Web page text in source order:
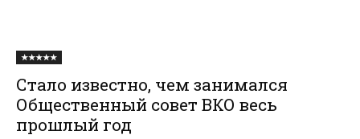
★★★★★
Стало известно, чем занимался
Общественный совет ВКО весь
прошлый год